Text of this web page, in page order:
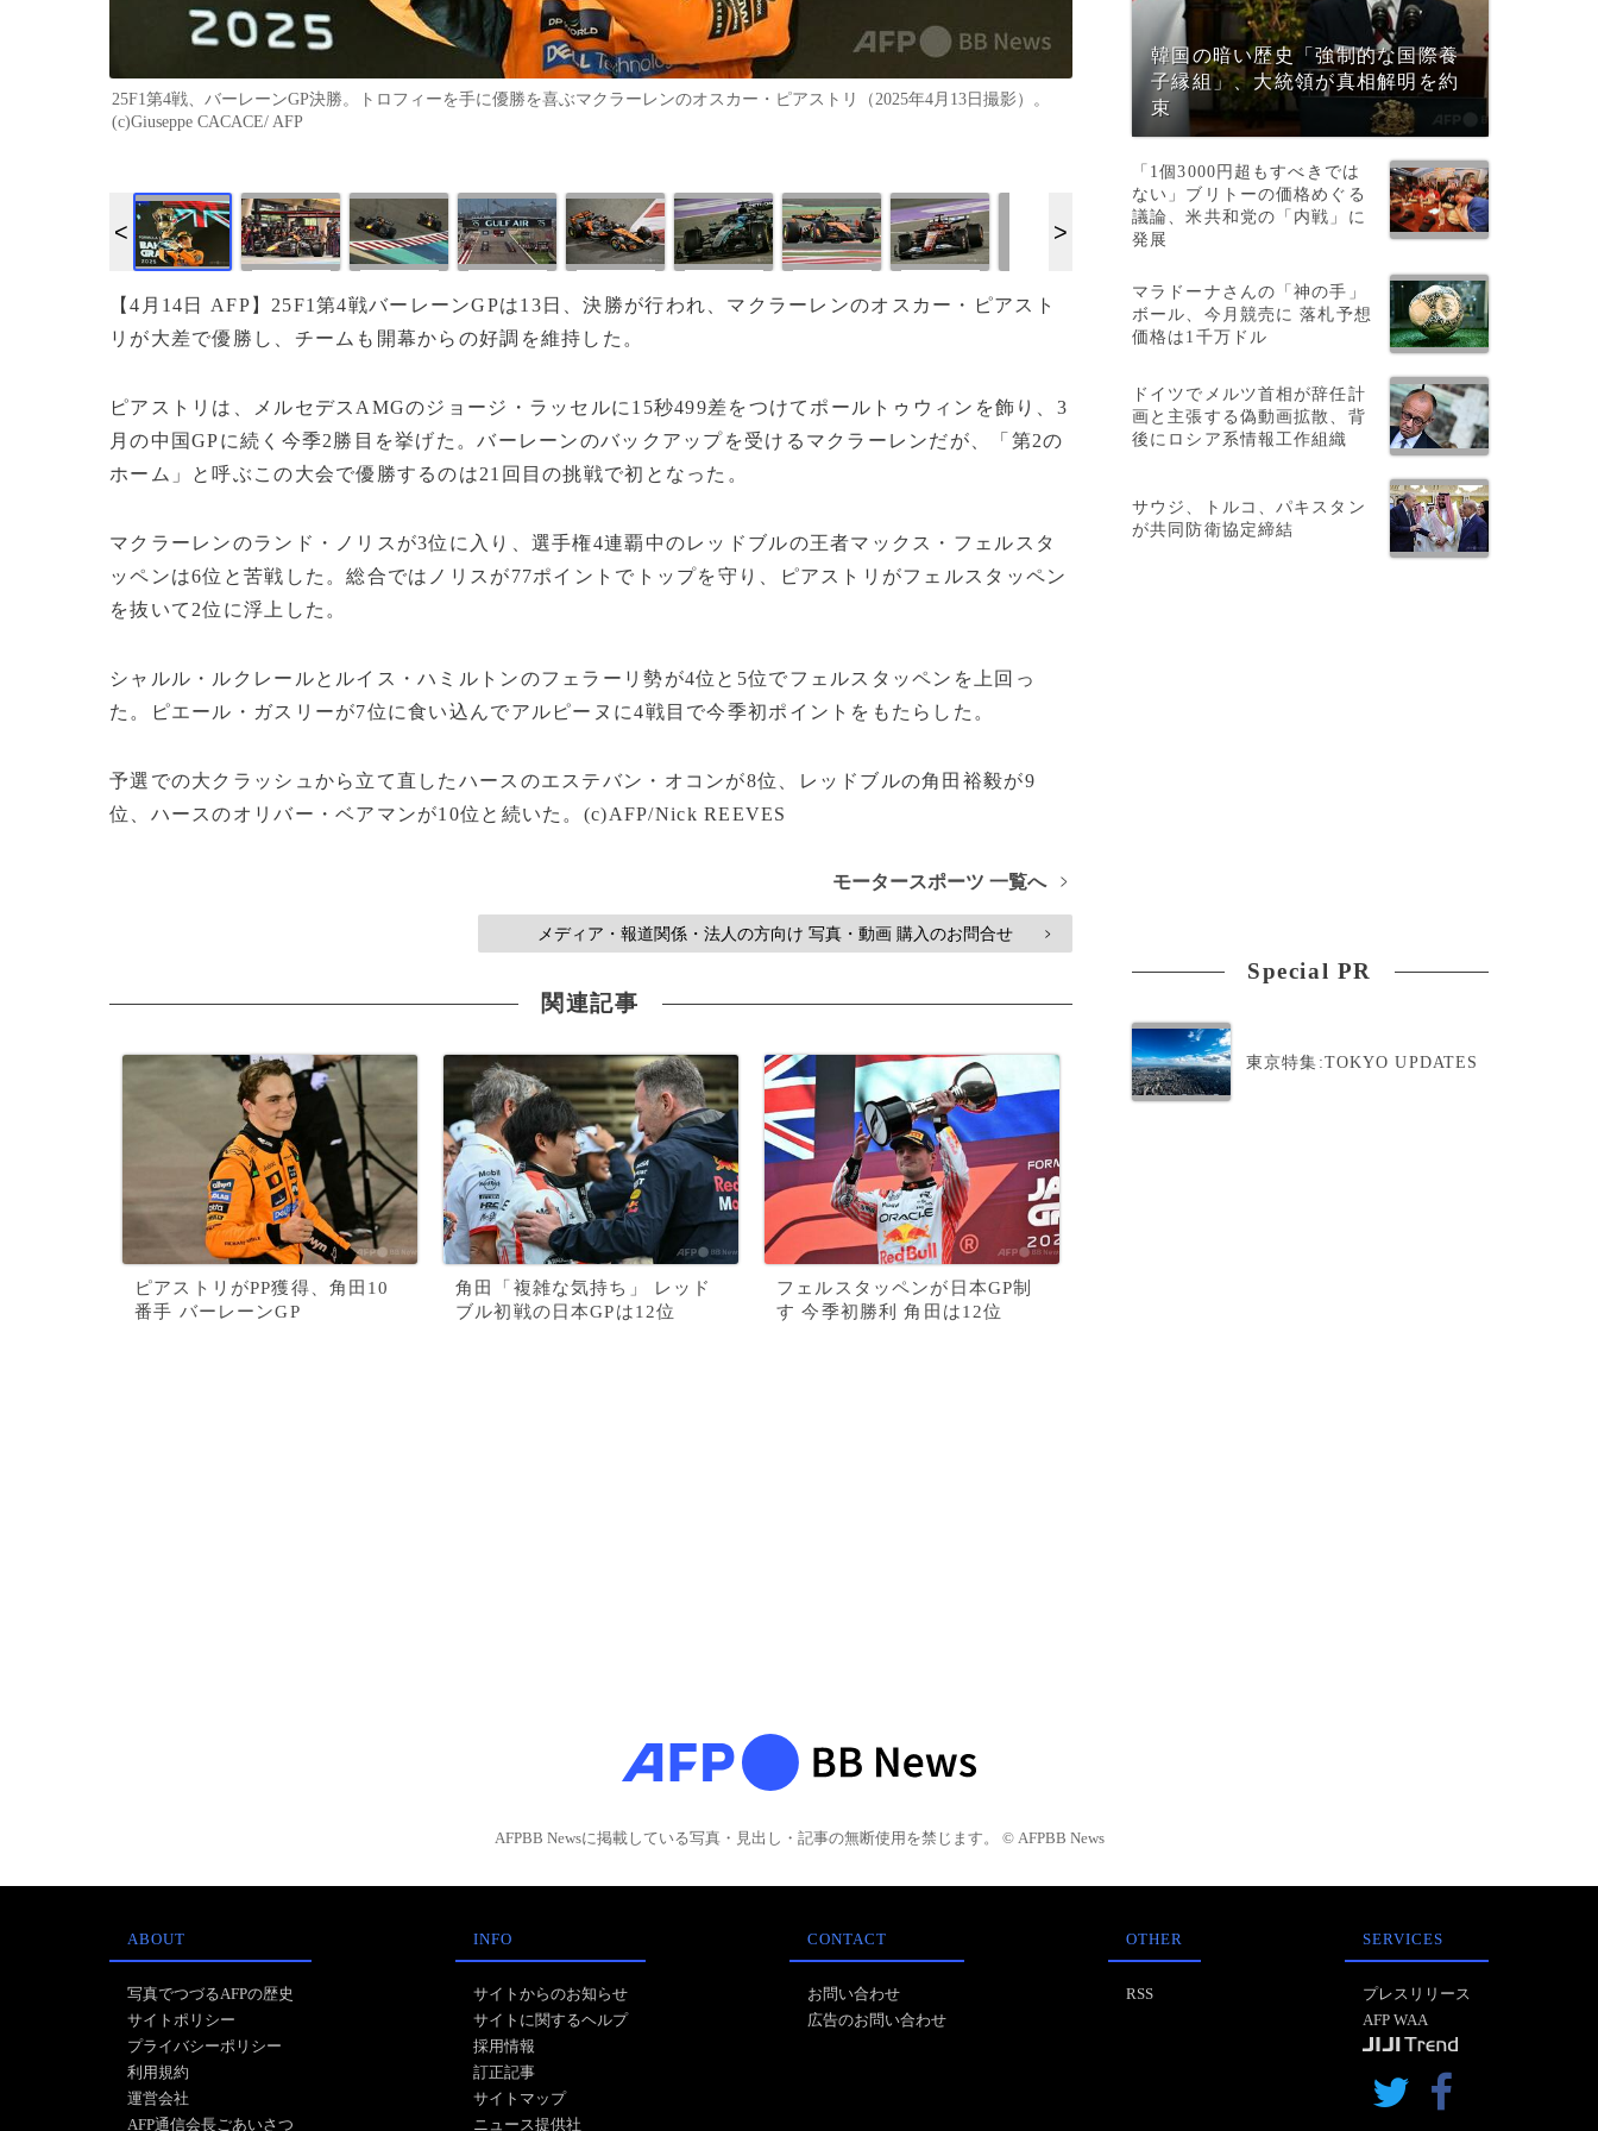
25F1第4戦、バーレーンGP決勝。トロフィーを手に優勝を喜ぶマクラーレンのオスカー・ピアストリ（2025年4月13日撮影）。
(c)Giuseppe CACACE/ AFP
【4月14日 AFP】25F1第4戦バーレーンGPは13日、決勝が行われ、マクラーレンのオスカー・ピアスト
リが大差で優勝し、チームも開幕からの好調を維持した。
ピアストリは、メルセデスAMGのジョージ・ラッセルに15秒499差をつけてポールトゥウィンを飾り、3
月の中国GPに続く今季2勝目を挙げた。バーレーンのバックアップを受けるマクラーレンだが、「第2の
ホーム」と呼ぶこの大会で優勝するのは21回目の挑戦で初となった。
マクラーレンのランド・ノリスが3位に入り、選手権4連覇中のレッドブルの王者マックス・フェルスタ
ッペンは6位と苦戦した。総合ではノリスが77ポイントでトップを守り、ピアストリがフェルスタッペン
を抜いて2位に浮上した。
シャルル・ルクレールとルイス・ハミルトンのフェラーリ勢が4位と5位でフェルスタッペンを上回っ
た。ピエール・ガスリーが7位に食い込んでアルピーヌに4戦目で今季初ポイントをもたらした。
予選での大クラッシュから立て直したハースのエステバン・オコンが8位、レッドブルの角田裕毅が9
位、ハースのオリバー・ベアマンが10位と続いた。(c)AFP/Nick REEVES
モータースポーツ 一覧へ >
メディア・報道関係・法人の方向け 写真・動画 購入のお問合せ >
関連記事
ピアストリがPP獲得、角田10
番手 バーレーンGP
角田「複雑な気持ち」 レッド
ブル初戦の日本GPは12位
フェルスタッペンが日本GP制
す 今季初勝利 角田は12位
韓国の暗い歴史「強制的な国際養
子縁組」、大統領が真相解明を約
束
「1個3000円超もすべきでは
ない」ブリトーの価格めぐる
議論、米共和党の「内戦」に
発展
マラドーナさんの「神の手」
ボール、今月競売に 落札予想
価格は1千万ドル
ドイツでメルツ首相が辞任計
画と主張する偽動画拡散、背
後にロシア系情報工作組織
サウジ、トルコ、パキスタン
が共同防衛協定締結
Special PR
東京特集:TOKYO UPDATES
AFPBB Newsに掲載している写真・見出し・記事の無断使用を禁じます。 © AFPBB News
ABOUT
写真でつづるAFPの歴史
サイトポリシー
プライバシーポリシー
利用規約
運営会社
AFP通信会長ごあいさつ
INFO
サイトからのお知らせ
サイトに関するヘルプ
採用情報
訂正記事
サイトマップ
ニュース提供社
CONTACT
お問い合わせ
広告のお問い合わせ
OTHER
RSS
SERVICES
プレスリリース
AFP WAA